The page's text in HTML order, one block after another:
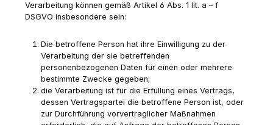
Verarbeitung können gemäß Artikel 6 Abs. 1 lit. a – f
DSGVO insbesondere sein:
Die betroffene Person hat ihre Einwilligung zu der
Verarbeitung der sie betreffenden
personenbezogenen Daten für einen oder mehrere
bestimmte Zwecke gegeben;
die Verarbeitung ist für die Erfüllung eines Vertrags,
dessen Vertragspartei die betroffene Person ist, oder
zur Durchführung vorvertraglicher Maßnahmen